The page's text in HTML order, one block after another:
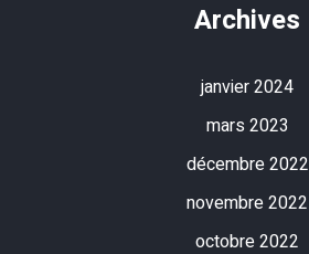
Archives
janvier 2024
mars 2023
décembre 2022
novembre 2022
octobre 2022